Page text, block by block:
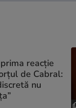
reacție
de Cabral:
nu